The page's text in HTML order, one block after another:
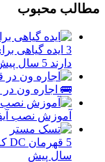
مطالب محبوب
3 ایده
دارند 5 سال پیش
🚌 اجاره ون
آموزش نصب
5 قهرمان DC که تسک مستر می تواند آنها را شکست دهد
سال پیش